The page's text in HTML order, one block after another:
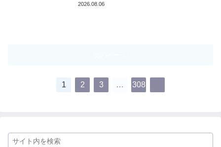
2026.08.06
1 2 3 … 308